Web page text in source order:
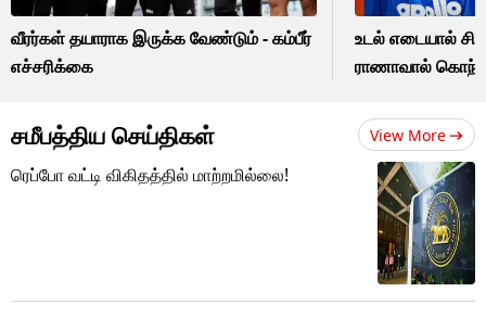
வீரர்கள் தயாராக இருக்க வேண்டும் - கம்பீர்
எச்சரிக்கை
உடல் எடையால்
ராணாவால்
சமீபத்திய செய்திகள் View More
ரெப்போ வட்டி விகிதத்தில் மாற்றமில்லை!